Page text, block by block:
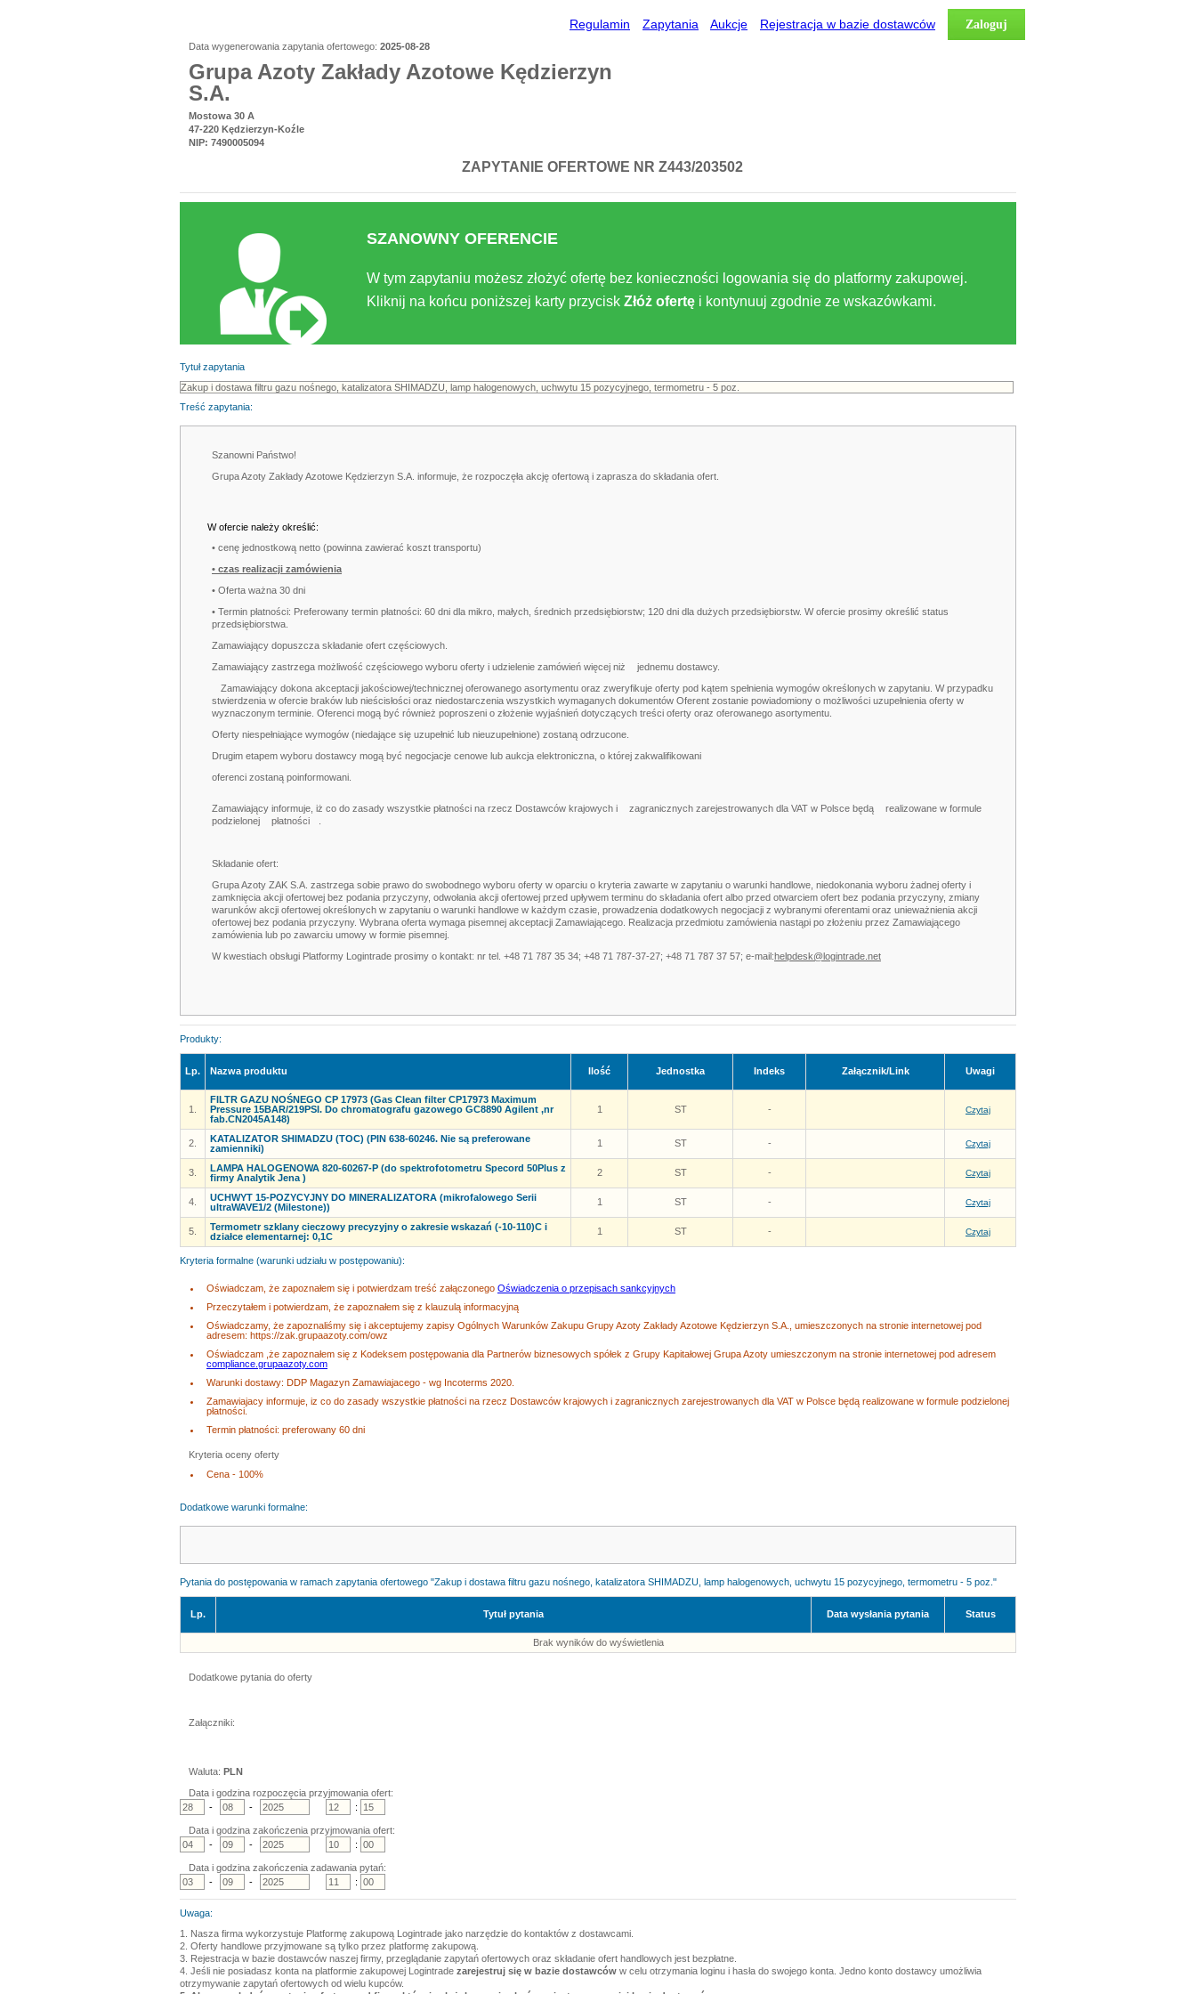
Regulamin Zapytania Aukcje Rejestracja w bazie dostawców Zaloguj
Data wygenerowania zapytania ofertowego: 2025-08-28
Grupa Azoty Zakłady Azotowe Kędzierzyn
S.A.
Mostowa 30 A
47-220 Kędzierzyn-Koźle
NIP: 7490005094
ZAPYTANIE OFERTOWE NR Z443/203502
SZANOWNY OFERENCIE
W tym zapytaniu możesz złożyć ofertę bez konieczności logowania się do platformy zakupowej.
Kliknij na końcu poniższej karty przycisk Złóż ofertę i kontynuuj zgodnie ze wskazówkami.
Tytuł zapytania
Treść zapytania:
Szanowni Państwo!
Grupa Azoty Zakłady Azotowe Kędzierzyn S.A. informuje, że rozpoczęła akcję ofertową i zaprasza do składania ofert.
W ofercie należy określić:
• cenę jednostkową netto (powinna zawierać koszt transportu)
• czas realizacji zamówienia
• Oferta ważna 30 dni
• Termin płatności: Preferowany termin płatności: 60 dni dla mikro, małych, średnich przedsiębiorstw; 120 dni dla dużych przedsiębiorstw. W ofercie prosimy określić status
przedsiębiorstwa.
Zamawiający dopuszcza składanie ofert częściowych.
Zamawiający zastrzega możliwość częściowego wyboru oferty i udzielenie zamówień więcej niż
jednemu dostawcy.
Zamawiający dokona akceptacji jakościowej/technicznej oferowanego asortymentu oraz zweryfikuje oferty pod kątem spełnienia wymogów określonych w zapytaniu. W przypadku
stwierdzenia w ofercie braków lub nieścisłości oraz niedostarczenia wszystkich wymaganych dokumentów Oferent zostanie powiadomiony o możliwości uzupełnienia oferty w
wyznaczonym terminie. Oferenci mogą być również poproszeni o złożenie wyjaśnień dotyczących treści oferty oraz oferowanego asortymentu.
Oferty niespełniające wymogów (niedające się uzupełnić lub nieuzupełnione) zostaną odrzucone.
Drugim etapem wyboru dostawcy mogą być negocjacje cenowe lub aukcja elektroniczna, o której zakwalifikowani
oferenci zostaną poinformowani.
Zamawiający informuje, iż co do zasady wszystkie płatności na rzecz Dostawców krajowych i zagranicznych zarejestrowanych dla VAT w Polsce będą
realizowane w formule
podzielonej
płatności
Składanie ofert:
Grupa Azoty ZAK S.A. zastrzega sobie prawo do swobodnego wyboru oferty w oparciu o kryteria zawarte w zapytaniu o warunki handlowe, niedokonania wyboru żadnej oferty i
zamknięcia akcji ofertowej bez podania przyczyny, odwołania akcji ofertowej przed upływem terminu do składania ofert albo przed otwarciem ofert bez podania przyczyny, zmiany
warunków akcji ofertowej określonych w zapytaniu o warunki handlowe w każdym czasie, prowadzenia dodatkowych negocjacji z wybranymi oferentami oraz unieważnienia akcji
ofertowej bez podania przyczyny. Wybrana oferta wymaga pisemnej akceptacji Zamawiającego. Realizacja przedmiotu zamówienia nastąpi po złożeniu przez Zamawiającego
zamówienia lub po zawarciu umowy w formie pisemnej.
W kwestiach obsługi Platformy Logintrade prosimy o kontakt: nr tel. +48 71 787 35 34; +48 71 787-37-27; +48 71 787 37 57; e-mail:helpdesk@logintrade.net
Produkty:
Lp. Nazwa produktu Ilość Jednostka Indeks Załącznik/Link Uwagi
1.
FILTR GAZU NOŚNEGO CP 17973 (Gas Clean filter CP17973 Maximum
Pressure 15BAR/219PSI. Do chromatografu gazowego GC8890 Agilent ,nr
fab.CN2045A148)
1 ST - Czytaj
2.
KATALIZATOR SHIMADZU (TOC) (PIN 638-60246. Nie są preferowane
zamienniki)
1 ST - Czytaj
3.
LAMPA HALOGENOWA 820-60267-P (do spektrofotometru Specord 50Plus z
firmy Analytik Jena )
2 ST - Czytaj
4.
UCHWYT 15-POZYCYJNY DO MINERALIZATORA (mikrofalowego Serii
ultraWAVE1/2 (Milestone))
1 ST - Czytaj
5.
Termometr szklany cieczowy precyzyjny o zakresie wskazań (-10-110)C i
działce elementarnej: 0,1C
1 ST - Czytaj
Kryteria formalne (warunki udziału w postępowaniu):
Oświadczam, że zapoznałem się i potwierdzam treść załączonego Oświadczenia o przepisach sankcyjnych
Przeczytałem i potwierdzam, że zapoznałem się z klauzulą informacyjną
Oświadczamy, że zapoznaliśmy się i akceptujemy zapisy Ogólnych Warunków Zakupu Grupy Azoty Zakłady Azotowe Kędzierzyn S.A., umieszczonych na stronie internetowej pod
adresem: https://zak.grupaazoty.com/owz
Oświadczam ,że zapoznałem się z Kodeksem postępowania dla Partnerów biznesowych spółek z Grupy Kapitałowej Grupa Azoty umieszczonym na stronie internetowej pod adresem
compliance.grupaazoty.com
Warunki dostawy: DDP Magazyn Zamawiajacego - wg Incoterms 2020.
Zamawiajacy informuje, iz co do zasady wszystkie płatności na rzecz Dostawców krajowych i zagranicznych zarejestrowanych dla VAT w Polsce będą realizowane w formule podzielonej
płatności.
Termin płatności: preferowany 60 dni
Kryteria oceny oferty
Cena - 100%
Dodatkowe warunki formalne:
Pytania do postępowania w ramach zapytania ofertowego "Zakup i dostawa filtru gazu nośnego, katalizatora SHIMADZU, lamp halogenowych, uchwytu 15 pozycyjnego, termometru - 5 poz."
Lp. Tytuł pytania Data wysłania pytania Status
Brak wyników do wyświetlenia
Dodatkowe pytania do oferty
Załączniki:
Waluta: PLN
Data i godzina rozpoczęcia przyjmowania ofert:
-
- :
Data i godzina zakończenia przyjmowania ofert:
-
- :
Data i godzina zakończenia zadawania pytań:
-
- :
Uwaga:
1. Nasza firma wykorzystuje Platformę zakupową Logintrade jako narzędzie do kontaktów z dostawcami.
2. Oferty handlowe przyjmowane są tylko przez platformę zakupową.
3. Rejestracja w bazie dostawców naszej firmy, przeglądanie zapytań ofertowych oraz składanie ofert handlowych jest bezpłatne.
4. Jeśli nie posiadasz konta na platformie zakupowej Logintrade zarejestruj się w bazie dostawców w celu otrzymania loginu i hasła do swojego konta. Jedno konto dostawcy umożliwia
otrzymywanie zapytań ofertowych od wielu kupców.